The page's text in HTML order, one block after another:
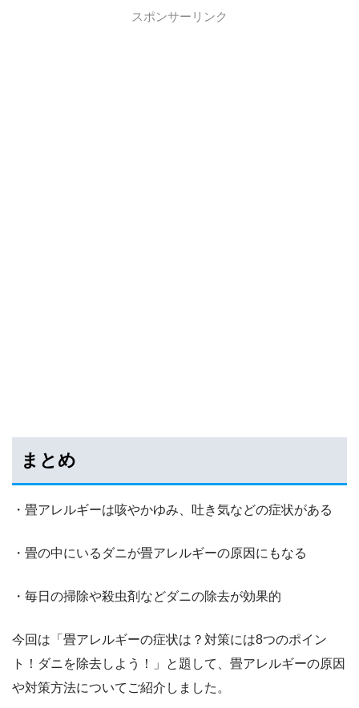
スポンサーリンク
まとめ
・畳アレルギーは咳やかゆみ、吐き気などの症状がある
・畳の中にいるダニが畳アレルギーの原因にもなる
・毎日の掃除や殺虫剤などダニの除去が効果的
今回は「畳アレルギーの症状は？対策には8つのポイン
ト！ダニを除去しよう！」と題して、畳アレルギーの原因
や対策方法についてご紹介しました。